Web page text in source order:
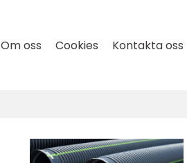
Om oss Cookies Kontakta oss